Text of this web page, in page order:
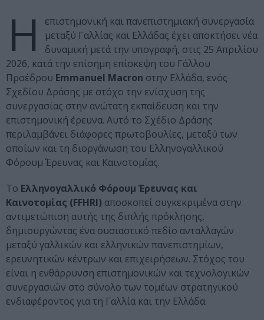
Η
επιστημονική και πανεπιστημιακή συνεργασία
μεταξύ Γαλλίας και Ελλάδας έχει αποκτήσει νέα
δυναμική μετά την υπογραφή, στις 25 Απριλίου
2026, κατά την επίσημη επίσκεψη του Γάλλου
Προέδρου Emmanuel Macron στην Ελλάδα, ενός
Σχεδίου Δράσης με στόχο την ενίσχυση της
συνεργασίας στην ανώτατη εκπαίδευση και την
επιστημονική έρευνα. Αυτό το Σχέδιο Δράσης
περιλαμβάνει διάφορες πρωτοβουλίες, μεταξύ των
οποίων και τη διοργάνωση του Ελληνογαλλικού
Φόρουμ Έρευνας και Καινοτομίας.
Το Ελληνογαλλικό Φόρουμ Έρευνας και
Καινοτομίας (FFHRI) αποσκοπεί συγκεκριμένα στην
αντιμετώπιση αυτής της διπλής πρόκλησης,
δημιουργώντας ένα ουσιαστικό πεδίο ανταλλαγών
μεταξύ γαλλικών και ελληνικών πανεπιστημίων,
ερευνητικών κέντρων και επιχειρήσεων. Στόχος του
είναι η ενθάρρυνση επιστημονικών και τεχνολογικών
συνεργασιών στο σύνολο των τομέων στρατηγικού
ενδιαφέροντος για τη Γαλλία και την Ελλάδα.